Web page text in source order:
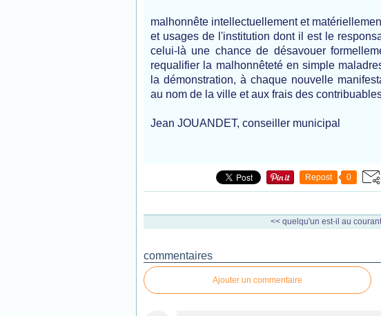
malhonnête intellectuellement et
et usages de l'institution dont il est le
celui-là une chance de désavouer
requalifier la malhonnêteté en simple
la démonstration, à chaque nouvelle
au nom de la ville et aux frais des
Jean JOUANDET, conseiller municipal
Repost 0
<< quelqu'un est-il au
commentaires
Ajouter un commentaire